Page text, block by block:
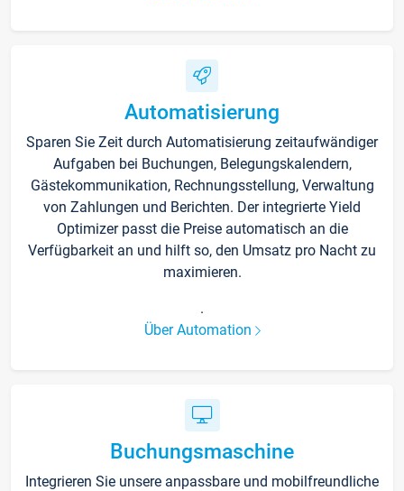
Automatisierung
Sparen Sie Zeit durch Automatisierung zeitaufwändiger
Aufgaben bei Buchungen, Belegungskalendern,
Gästekommunikation, Rechnungsstellung, Verwaltung
von Zahlungen und Berichten. Der integrierte Yield
Optimizer passt die Preise automatisch an die
Verfügbarkeit an und hilft so, den Umsatz pro Nacht zu
maximieren.
.
Über Automation
Buchungsmaschine
Integrieren Sie unsere anpassbare und mobilfreundliche